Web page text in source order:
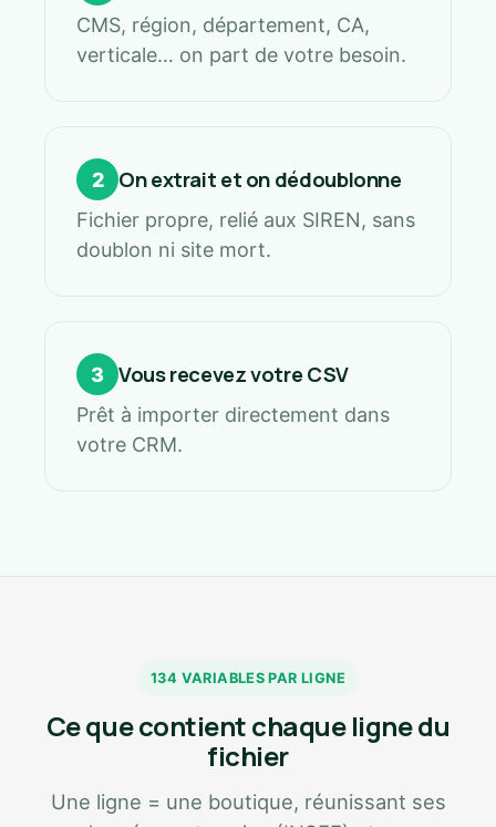
CMS, région, département, CA,
verticale… on part de votre besoin.
2 On extrait et on dédoublonne
Fichier propre, relié aux SIREN, sans
doublon ni site mort.
3 Vous recevez votre CSV
Prêt à importer directement dans
votre CRM.
134 VARIABLES PAR LIGNE
Ce que contient chaque ligne du
fichier
Une ligne = une boutique, réunissant ses